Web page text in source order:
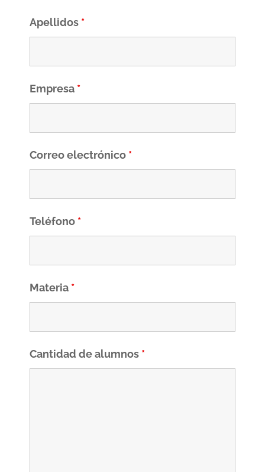
Apellidos *
Empresa *
Correo electrónico *
Teléfono *
Materia *
Cantidad de alumnos *